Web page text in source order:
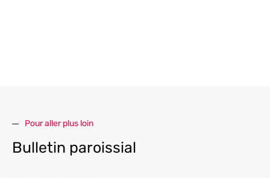
Pour aller plus loin
Bulletin paroissial